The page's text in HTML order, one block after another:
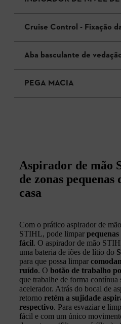
Cruise Control - Fixação
Aba basculante de
PEGA MACIA
Aspirador de mão
de zonas
casa
Com o prático aspirador de
STIHL, pode limpar
fácil. O aspirador de mão
uma bateria de iões de lítio do
para que possa limpar
ruído. O botão de trabalho
que trabalhe de forma contínua
acelerador. Atrás do bocal de
retorno retém a sujidade
respectivo. Para esvaziar e
fácil e com um único